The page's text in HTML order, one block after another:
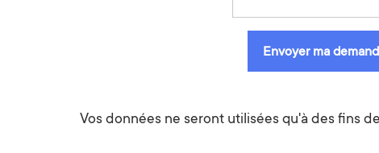
Envoyer ma
Vos données ne seront utilisées qu'à des fins